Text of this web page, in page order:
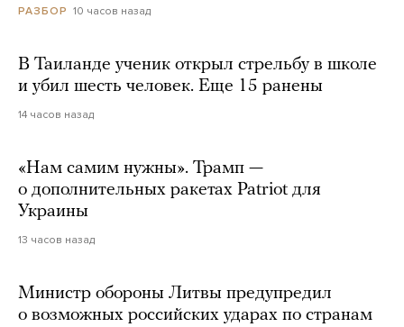
РАЗБОР 10 часов назад
В Таиланде ученик открыл стрельбу в школе
и убил шесть человек. Еще 15 ранены
14 часов назад
«Нам самим нужны». Трамп —
о дополнительных ракетах Patriot для
Украины
13 часов назад
Министр обороны Литвы предупредил
о возможных российских ударах по странам